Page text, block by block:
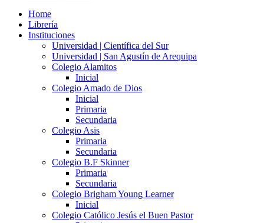
Home
Librería
Instituciones
Universidad | Científica del Sur
Universidad | San Agustín de Arequipa
Colegio Alamitos
Inicial
Colegio Amado de Dios
Inicial
Primaria
Secundaria
Colegio Asis
Primaria
Secundaria
Colegio B.F Skinner
Primaria
Secundaria
Colegio Brigham Young Learner
Inicial
Colegio Católico Jesús el Buen Pastor